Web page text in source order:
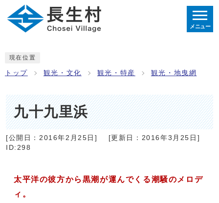
メニュー
現在位置
トップ 観光・文化 観光・特産 観光・地曳網
九十九里浜
[公開日： 2016年2月25日 ] [更新日： 2016年3月25日 ]
ID:298
太平洋の彼方から黒潮が運んでくる潮騒のメロデ
ィ。